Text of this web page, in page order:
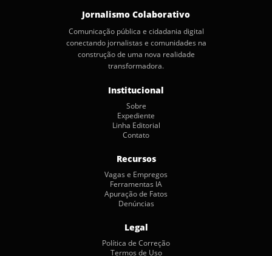
Jornalismo Colaborativo
Comunicação pública e cidadania digital
conectando jornalistas e comunidades na
construção de uma nova realidade
transformadora.
Institucional
Sobre
Expediente
Linha Editorial
Contato
Recursos
Vagas e Empregos
Ferramentas IA
Apuração de Fatos
Denúncias
Legal
Política de Correção
Termos de Uso